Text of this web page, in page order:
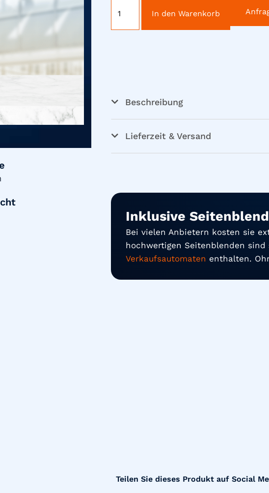
In den Warenkorb
Beschreibung
Lieferzeit & Versand
Inklusive
Bei vielen Anbietern kosten sie
hochwertigen Seitenblenden sind
Verkaufsautomaten enthalten.
Teilen Sie dieses Produkt auf Social